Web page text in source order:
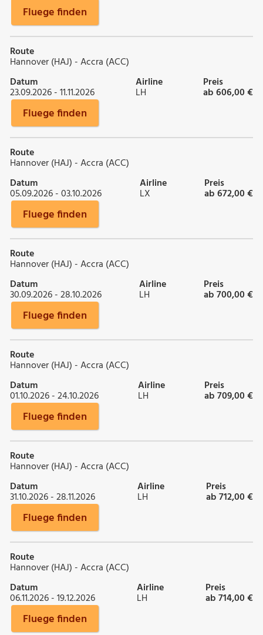
Fluege finden
Route
Hannover (HAJ) - Accra (ACC)
Datum
23.09.2026 - 11.11.2026
Airline
LH
Preis
ab 606,00 €
Fluege finden
Route
Hannover (HAJ) - Accra (ACC)
Datum
05.09.2026 - 03.10.2026
Airline
LX
Preis
ab 672,00 €
Fluege finden
Route
Hannover (HAJ) - Accra (ACC)
Datum
30.09.2026 - 28.10.2026
Airline
LH
Preis
ab 700,00 €
Fluege finden
Route
Hannover (HAJ) - Accra (ACC)
Datum
01.10.2026 - 24.10.2026
Airline
LH
Preis
ab 709,00 €
Fluege finden
Route
Hannover (HAJ) - Accra (ACC)
Datum
31.10.2026 - 28.11.2026
Airline
LH
Preis
ab 712,00 €
Fluege finden
Route
Hannover (HAJ) - Accra (ACC)
Datum
06.11.2026 - 19.12.2026
Airline
LH
Preis
ab 714,00 €
Fluege finden